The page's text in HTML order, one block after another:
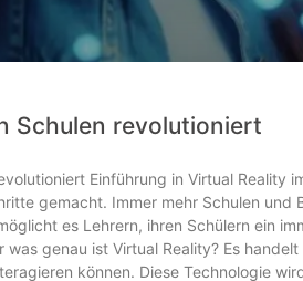
Schulen revolutioniert
Einführung in Virtual Reality
gemacht. Immer mehr Schulen
es Lehrern, ihren Schülern ein
genau ist Virtual Reality? Es
können. Diese Technologie